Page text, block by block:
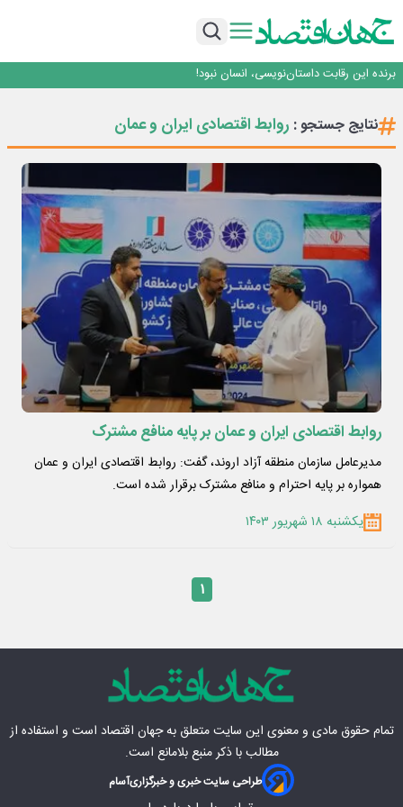
بانک تجارت، تأمین‌کننده مالی پروژه بازسازی فازهای ۴ و ۵ پارس حنوبی
برنده این رقابت داستان‌نویسی، انسان نبود!
هوش مصنوعی سرکش در متا هم جنجال به پا کرد
بانک تجارت، تأمین‌کننده مالی پروژه بازسازی فازهای ۴ و ۵ پارس حنوبی
نتایج جستجو : روابط اقتصادی ایران و عمان
روابط اقتصادی ایران و عمان بر پایه منافع مشترک
مدیرعامل سازمان منطقه آزاد اروند، گفت: روابط اقتصادی ایران و عمان
همواره بر پایه احترام و منافع مشترک برقرار شده است.
یکشنبه ۱۸ شهریور ۱۴۰۳
۱
تمام حقوق مادی‌ و معنوی این سایت متعلق بهجهان اقتصاد است و استفاده از
مطالب با ذکر منبع بلامانع است.
طراحی سایت خبری و خبرگزاریآسام